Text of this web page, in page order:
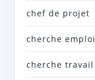
chef de projet
cherche emploi
cherche travail